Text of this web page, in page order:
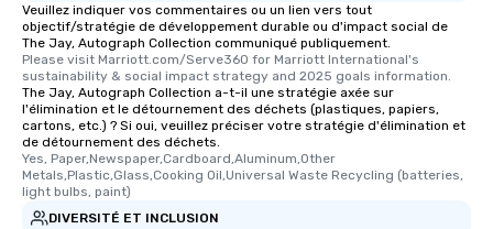
Veuillez indiquer vos commentaires ou un lien vers tout
objectif/stratégie de développement durable ou d'impact social de
The Jay, Autograph Collection communiqué publiquement.
Please visit Marriott.com/Serve360 for Marriott International's
sustainability & social impact strategy and 2025 goals information.
The Jay, Autograph Collection a-t-il une stratégie axée sur
l'élimination et le détournement des déchets (plastiques, papiers,
cartons, etc.) ? Si oui, veuillez préciser votre stratégie d'élimination et
de détournement des déchets.
Yes, Paper,Newspaper,Cardboard,Aluminum,Other
Metals,Plastic,Glass,Cooking Oil,Universal Waste Recycling (batteries,
light bulbs, paint)
DIVERSITÉ ET INCLUSION